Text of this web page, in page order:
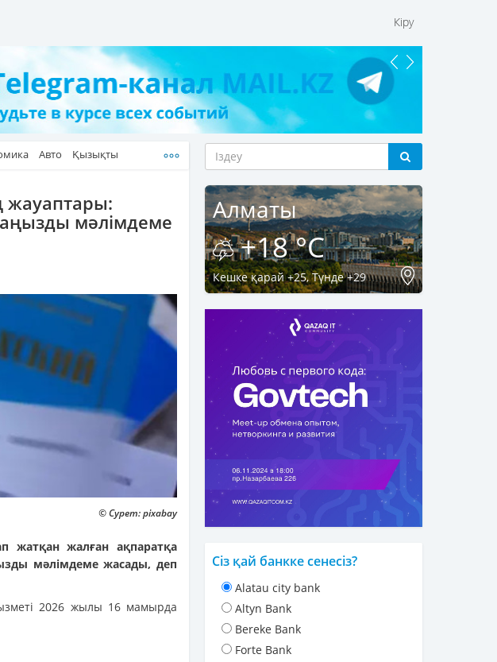
Кіру
Авто Қызықты
жауаптары:
мәлімдеме
© Сурет: pixabay
жатқан жалған ақпаратқа
мәлімдеме жасады, деп
2026 жылы 16 мамырда
Алматы
+18 °C
Кешке қарай +25, Түнде +29
Сіз қай банкке сенесіз?
Alatau city bank
Altyn Bank
Bereke Bank
Forte Bank